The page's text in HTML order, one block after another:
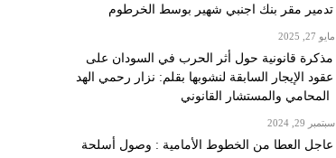
تدمير مقر بنك اجنبي شهير بوسط الخرطوم
مايو 27, 2025
مذكرة قانونية حول أثر الحرب في السودان على
عقود الإيجار السابقة لنشوبها بقلم: نزار رحمي الهد
المحامي والمستشار القانوني
سبتمبر 29, 2024
عاجل العطا من الخطوط الأمامية : وصول أسلحة